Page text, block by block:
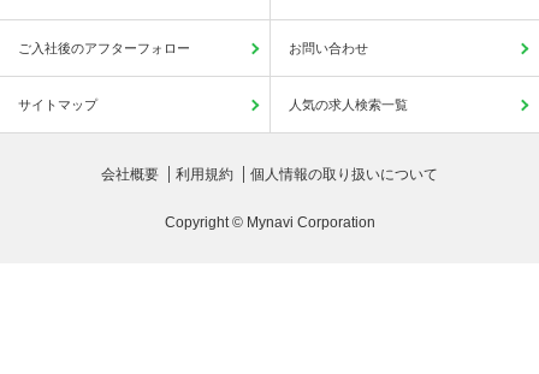
ご入社後のアフターフォロー お問い合わせ
サイトマップ 人気の求人検索一覧
会社概要 利用規約 個人情報の取り扱いについて
Copyright © Mynavi Corporation